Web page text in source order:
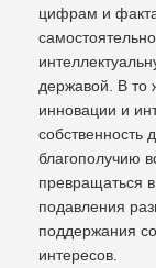
цифрам и
державой. В то
инновации и
собственность
благополучию
превращаться
подавления
поддержания
интересов.